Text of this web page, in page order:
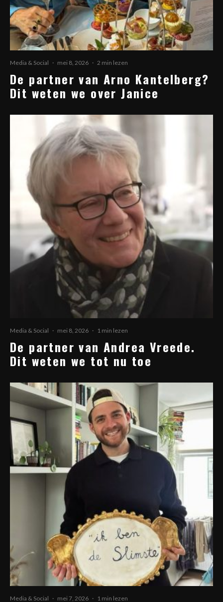
Media & Social · mei 8, 2026 · 2 min lezen
De partner van Arno Kantelberg?
Dit weten we over Janice
Media & Social · mei 8, 2026 · 1 min lezen
De partner van Andrea Vreede.
Dit weten we tot nu toe
Media & Social · mei 7, 2026 · 1 min lezen